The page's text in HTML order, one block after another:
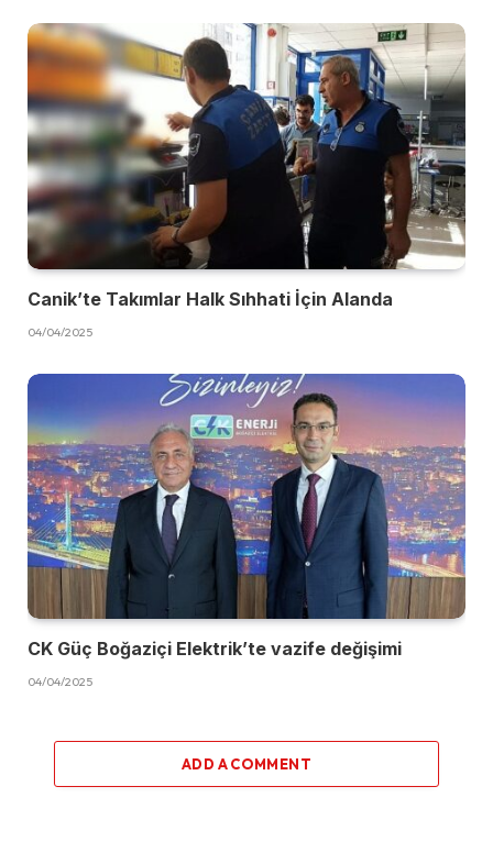
Canik’te Takımlar Halk Sıhhati İçin Alanda
04/04/2025
CK Güç Boğaziçi Elektrik’te vazife değişimi
04/04/2025
ADD A COMMENT